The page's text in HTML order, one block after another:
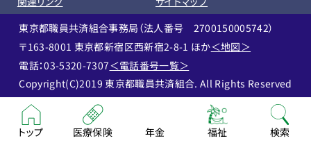
東京都職員共済組合事務局（法人番号 2700150005742）
〒163-8001 東京都新宿区西新宿2-8-1 ほか＜地図＞
電話：03-5320-7307＜電話番号一覧＞
Copyright(C)2019 東京都職員共済組合. All Rights Reserved
トップ 医療保険 年金 福祉 検索